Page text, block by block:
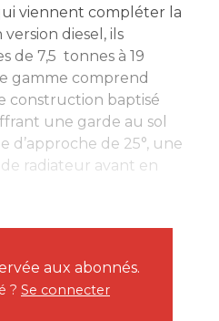
viennent compléter la
diesel, ils
de 7,5 tonnes à 19
gamme comprend
construction baptisé
une garde au sol
d’approche de 25°, une
radiateur avant en
aux abonnés.
? Se connecter